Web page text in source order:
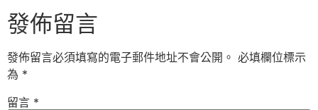
發佈留言
發佈留言必須填寫的電子郵件地址不會公開。 必填欄位標示
為 *
留言 *